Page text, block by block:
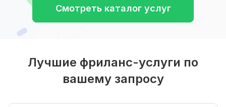
Смотреть каталог услуг
Лучшие фриланс-услуги по
вашему запросу